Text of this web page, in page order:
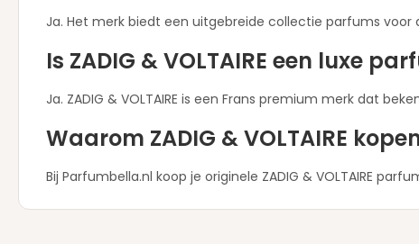
Ja. Het merk biedt een uitgebreide collectie parfums
Is ZADIG & VOLTAIRE een luxe
Ja. ZADIG & VOLTAIRE is een Frans premium merk dat
Waarom ZADIG & VOLTAIRE
Bij Parfumbella.nl koop je originele ZADIG & VOLTAIRE